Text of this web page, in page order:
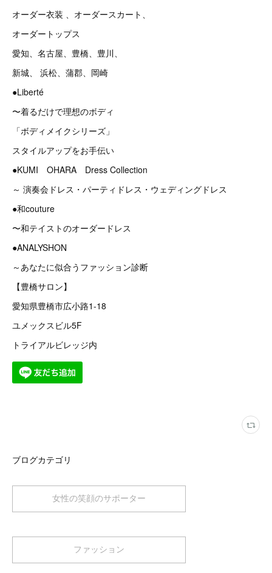
オーダー衣装 、オーダースカート、
オーダートップス
愛知、名古屋、豊橋、豊川、
新城、 浜松、蒲郡、岡崎
●Liberté
〜着るだけで理想のボディ
「ボディメイクシリーズ」
スタイルアップをお手伝い
●KUMI OHARA Dress Collection
～ 演奏会ドレス・パーティドレス・ウェディングドレス
●和couture
〜和テイストのオーダードレス
●ANALYSHON
～あなたに似合うファッション診断
【豊橋サロン】
愛知県豊橋市広小路1-18
ユメックスビル5F
トライアルビレッジ内
ブログカテゴリ
女性の笑顔のサポーター
ファッション